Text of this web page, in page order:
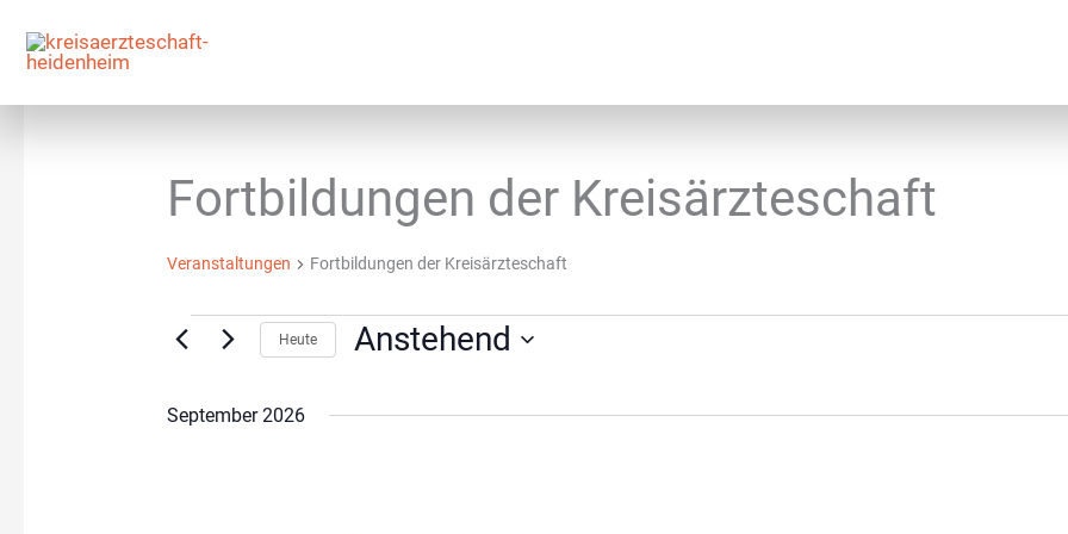
Inhalt
springen
Fortbildungen der Kreisärzteschaft
Veranstaltungen Fortbildungen der Kreisärzteschaft
Veranstaltungen
Heute Anstehend
September 2026